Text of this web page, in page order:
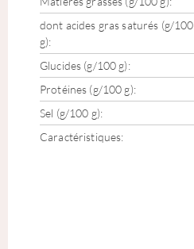
dont acides gras saturés (g/100
g):
Glucides (g/100 g):
Protéines (g/100 g):
Sel (g/100 g):
Caractéristiques: